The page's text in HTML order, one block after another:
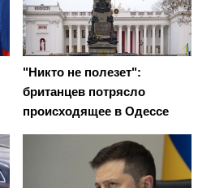
"Никто не полезет":
британцев потрясло
происходящее в Одессе